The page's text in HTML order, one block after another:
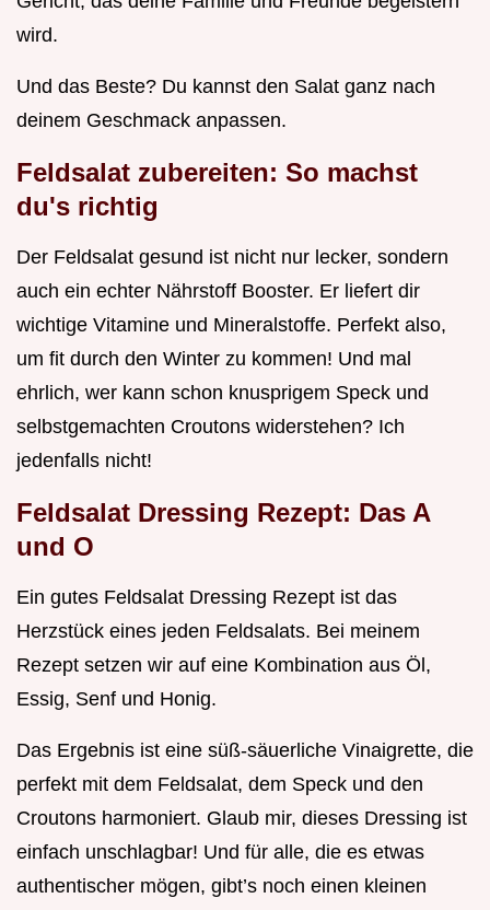
wird.
Und das Beste? Du kannst den Salat ganz nach
deinem Geschmack anpassen.
Feldsalat zubereiten: So machst
du's richtig
Der Feldsalat gesund ist nicht nur lecker, sondern
auch ein echter Nährstoff Booster. Er liefert dir
wichtige Vitamine und Mineralstoffe. Perfekt also,
um fit durch den Winter zu kommen! Und mal
ehrlich, wer kann schon knusprigem Speck und
selbstgemachten Croutons widerstehen? Ich
jedenfalls nicht!
Feldsalat Dressing Rezept: Das A
und O
Ein gutes Feldsalat Dressing Rezept ist das
Herzstück eines jeden Feldsalats. Bei meinem
Rezept setzen wir auf eine Kombination aus Öl,
Essig, Senf und Honig.
Das Ergebnis ist eine süß-säuerliche Vinaigrette, die
perfekt mit dem Feldsalat, dem Speck und den
Croutons harmoniert. Glaub mir, dieses Dressing ist
einfach unschlagbar! Und für alle, die es etwas
authentischer mögen, gibt’s noch einen kleinen